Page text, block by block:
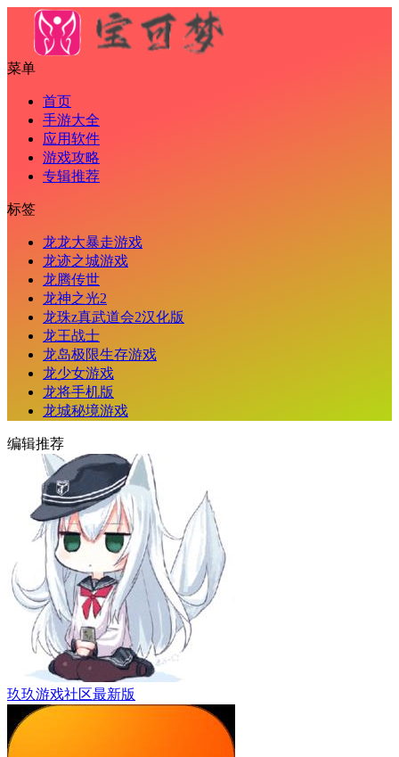
菜单
首页
手游大全
应用软件
游戏攻略
专辑推荐
标签
龙龙大暴走游戏
龙迹之城游戏
龙腾传世
龙神之光2
龙珠z真武道会2汉化版
龙王战士
龙岛极限生存游戏
龙少女游戏
龙将手机版
龙城秘境游戏
编辑推荐
玖玖游戏社区最新版